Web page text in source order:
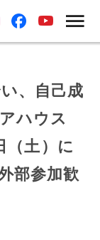
、自己成
ハウス
（土）に
部参加歓